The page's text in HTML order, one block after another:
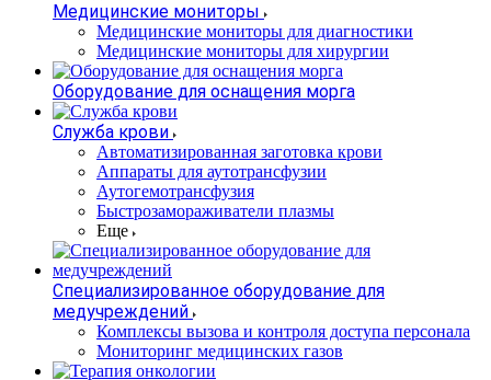
Медицинские мониторы
Медицинские мониторы для диагностики
Медицинские мониторы для хирургии
Оборудование для оснащения морга
Служба крови
Автоматизированная заготовка крови
Аппараты для аутотрансфузии
Аутогемотрансфузия
Быстрозамораживатели плазмы
Еще
Специализированное оборудование для
медучреждений
Комплексы вызова и контроля доступа персонала
Мониторинг медицинских газов